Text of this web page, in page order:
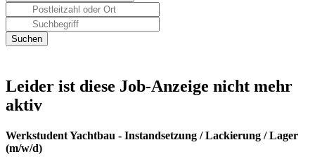
Leider ist diese Job-Anzeige nicht mehr
aktiv
Werkstudent Yachtbau - Instandsetzung / Lackierung / Lager
(m/w/d)